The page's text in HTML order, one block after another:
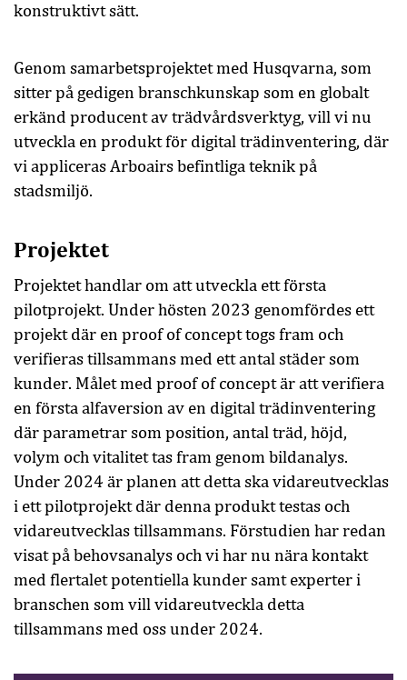
konstruktivt sätt.
Genom samarbetsprojektet med Husqvarna, som
sitter på gedigen branschkunskap som en globalt
erkänd producent av trädvårdsverktyg, vill vi nu
utveckla en produkt för digital trädinventering, där
vi appliceras Arboairs befintliga teknik på
stadsmiljö.
Projektet
Projektet handlar om att utveckla ett första
pilotprojekt. Under hösten 2023 genomfördes ett
projekt där en proof of concept togs fram och
verifieras tillsammans med ett antal städer som
kunder. Målet med proof of concept är att verifiera
en första alfaversion av en digital trädinventering
där parametrar som position, antal träd, höjd,
volym och vitalitet tas fram genom bildanalys.
Under 2024 är planen att detta ska vidareutvecklas
i ett pilotprojekt där denna produkt testas och
vidareutvecklas tillsammans. Förstudien har redan
visat på behovsanalys och vi har nu nära kontakt
med flertalet potentiella kunder samt experter i
branschen som vill vidareutveckla detta
tillsammans med oss under 2024.